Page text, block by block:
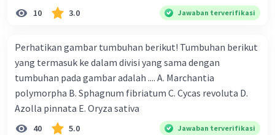
10 3.0 Jawaban terverifikasi
Perhatikan gambar tumbuhan berikut! Tumbuhan berikut
yang termasuk ke dalam divisi yang sama dengan
tumbuhan pada gambar adalah .... A. Marchantia
polymorpha B. Sphagnum fibriatum C. Cycas revoluta D.
Azolla pinnata E. Oryza sativa
40 5.0 Jawaban terverifikasi